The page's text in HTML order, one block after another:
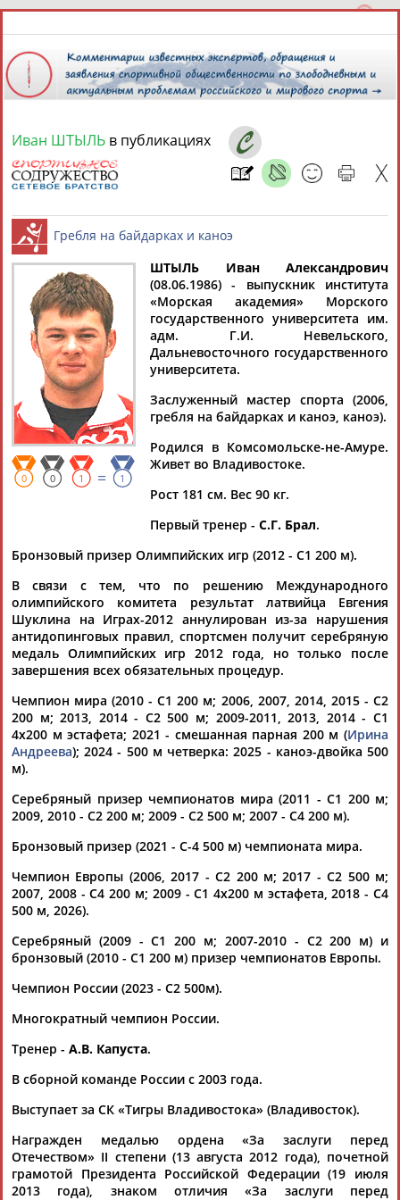
7 августа 2026 года,
СПОРТСМЕНЫ, ТРЕНЕРЫ И СПЕЦИАЛИСТЫ
Найдено: 1персона Расширенный поиск
Иван
ШТЫЛЬ
Ваш запрос: "Иван ШТЫЛЬ"
Документы 1-10 из 66 найденных уникальных документов
3 4 5 6 7
Итог выступления нейтральных спортсменов из России на
чемпионате Европы по гребле на байдарках и каноэ в
Португалии
...выиграв по две золотые и серебряные награды. Захар
Петров иИван Штыльзаняли первое место в
соревнованиях каноэ-двоек на...
(Проект:Информационное агентство СТАДИОН)
16.06.2026
Александр Любимов: Не пресс - конференция, а чудо!
...серебряный призер Олимпийских игр, 18-кратный
чемпион мираИван Штыль; двукратная чемпионка мира,
бронзовый призер... ...оцениваются на высоком уровне", –
(Проект:Информационное агентство СТАДИОН)
30.08.2025
Захар Петров и Иван Штыль выиграли чемпионат мира в
Россияне Захар Петров и Иван Штыльстали победителями
чемпионата мира в каноэ-двойках на дистанции 500 м.
Соревнования про...
24.08.2025
медали чемпионата мира в Милане
АнастасияИванова, Елена Миронченко, Наталья
Захар Петров,Иван Штыль
Коровашков, Илья Первухин,...
(Проект: Информационное агентство СТАДИОН
20.08.2025
25 нейтральных байдарочников и каноистов из России
выступят на чемпионате мира в Италии
...Максимов, Юлия Бабашинская, Анастасия Долгова,
Анастасия Иванова, Елена Миронченко, Наталья
Иван ШТЫЛЬ в публикациях
Гребля на байдарках и каноэ
0 0 1 = 1
ШТЫЛЬ Иван Александрович
(08.06.1986) - выпускник института
«Морская академия» Морского
государственного университета им.
адм. Г.И. Невельского,
Дальневосточного государственного
университета.
Заслуженный мастер спорта (2006,
гребля на байдарках и каноэ, каноэ).
Родился в Комсомольске-не-Амуре.
Живет во Владивостоке.
Рост 181 см. Вес 90 кг.
Первый тренер - С.Г. Брал.
Бронзовый призер Олимпийских игр (2012 - С1 200 м).
В связи с тем, что по решению Международного
олимпийского комитета результат латвийца Евгения
Шуклина на Играх-2012 аннулирован из-за нарушения
антидопинговых правил, спортсмен получит серебряную
медаль Олимпийских игр 2012 года, но только после
завершения всех обязательных процедур.
Чемпион мира (2010 - C1 200 м; 2006, 2007, 2014, 2015 - C2
200 м; 2013, 2014 - С2 500 м; 2009-2011, 2013, 2014 - C1
4x200 м эстафета; 2021 - смешанная парная 200 м (Ирина
Андреева); 2024 - 500 м четверка: 2025 - каноэ-двойка 500
м).
Серебряный призер чемпионатов мира (2011 - C1 200 м;
2009, 2010 - C2 200 м; 2009 - C2 500 м; 2007 - C4 200 м).
Бронзовый призер (2021 - С-4 500 м) чемпионата мира.
Чемпион Европы (2006, 2017 - С2 200 м; 2017 - С2 500 м;
2007, 2008 - С4 200 м; 2009 - С1 4х200 м эстафета, 2018 - С4
500 м, 2026).
Серебряный (2009 - С1 200 м; 2007-2010 - С2 200 м) и
бронзовый (2010 - С1 200 м) призер чемпионатов Европы.
Чемпион России (2023 - С2 500м).
Многократный чемпион России.
Тренер - А.В. Капуста.
В сборной команде России с 2003 года.
Выступает за СК «Тигры Владивостока» (Владивосток).
Награжден медалью ордена «За заслуги перед
Отечеством» II степени (13 августа 2012 года), почетной
грамотой Президента Российской Федерации (19 июля
2013 года), знаком отличия «За заслуги перед